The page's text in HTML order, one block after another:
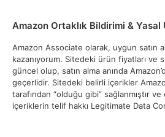
Amazon Ortaklık Bildirimi & Yasal
Amazon Associate olarak, uygun satın
kazanıyorum. Sitedeki ürün fiyatları ve
güncel olup, satın alma anında
geçerlidir. Sitedeki belirli içerikler
tarafından “olduğu gibi” sağlanmıştır
içeriklerin telif hakkı Legitimate Data